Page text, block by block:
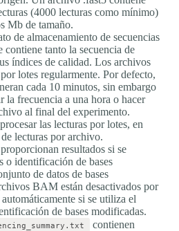
(4000 lecturas como mínimo)
Mb de tamaño.
de almacenamiento de secuencias
contiene tanto la secuencia de
índices de calidad. Los archivos
lotes regularmente. Por defecto,
cada 10 minutos, sin embargo
la frecuencia a una hora o hacer
al final del experimento.
las lecturas por lotes, en
lecturas por archivo.
resultados si se
o identificación de bases
de datos de bases
BAM están desactivados por
si se utiliza el
de bases modificadas.
contienen